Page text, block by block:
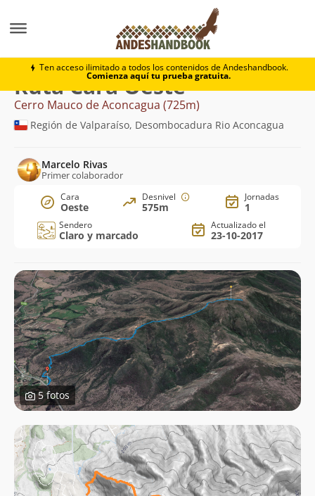
Ten acceso ilimitado a todos los contenidos de Andeshandbook.
Comienza aquí tu prueba gratuita.
Cerro Mauco de Aconcagua
Ruta Cara Oeste
Cerro Mauco de Aconcagua (725m)
Región de Valparaíso, Desombocadura Rio Aconcagua
Marcelo Rivas
Primer colaborador
Cara
Oeste
Desnivel
575m
Jornadas
1
Sendero
Claro y marcado
Actualizado el
23-10-2017
5 fotos